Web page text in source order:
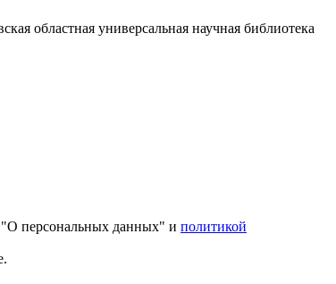
областная универсальная научная библиотека
персональных данных" и политикой